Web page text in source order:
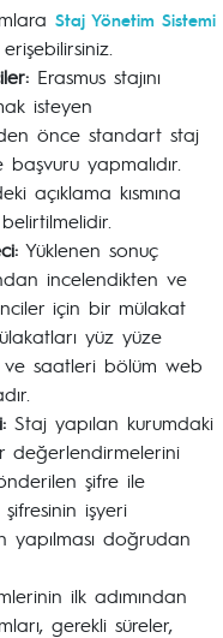
Staj Yönetim Sistemi
Erasmus stajını
isteyen
önce standart staj
yapmalıdır.
açıklama kısmına
Yüklenen sonuç
incelendikten ve
için bir mülakat
yüz yüze
saatleri bölüm web
Staj yapılan kurumdaki
değerlendirmelerini
şifre ile
işyeri
yapılması doğrudan
ilk adımından
gerekli süreler,